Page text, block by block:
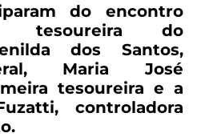
do encontro
tesoureira do
dos Santos,
Maria José
tesoureira e a
controladora